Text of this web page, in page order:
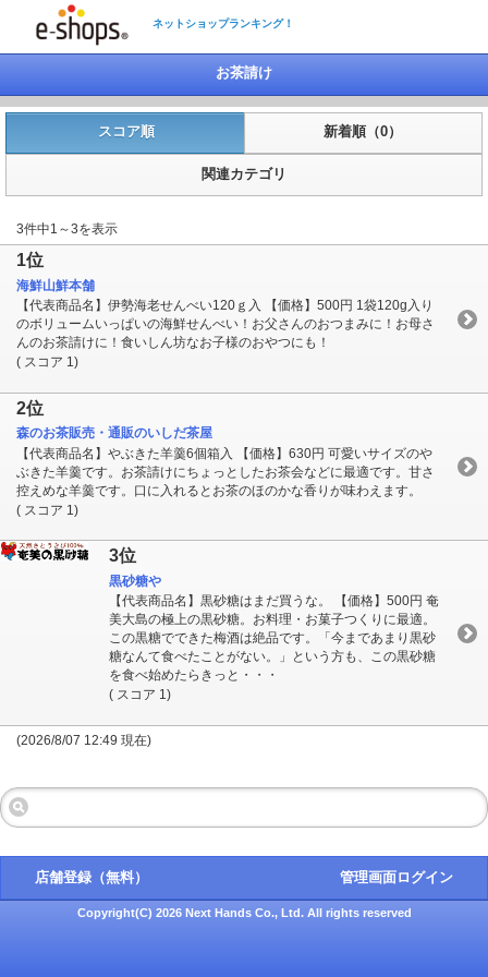
ネットショップランキング！
お茶請け
スコア順 新着順（0）
関連カテゴリ
3件中1～3を表示
1位
海鮮山鮮本舗
【代表商品名】伊勢海老せんべい120ｇ入 【価格】500円 1袋120g入り
のボリュームいっぱいの海鮮せんべい！お父さんのおつまみに！お母さ
んのお茶請けに！食いしん坊なお子様のおやつにも！
( スコア 1)
2位
森のお茶販売・通販のいしだ茶屋
【代表商品名】やぶきた羊羹6個箱入 【価格】630円 可愛いサイズのや
ぶきた羊羹です。お茶請けにちょっとしたお茶会などに最適です。甘さ
控えめな羊羹です。口に入れるとお茶のほのかな香りが味わえます。
( スコア 1)
3位
黒砂糖や
【代表商品名】黒砂糖はまだ買うな。 【価格】500円 奄
美大島の極上の黒砂糖。お料理・お菓子つくりに最適。
この黒糖でできた梅酒は絶品です。「今まであまり黒砂
糖なんて食べたことがない。」という方も、この黒砂糖
を食べ始めたらきっと・・・
( スコア 1)
(2026/8/07 12:49 現在)
店舗登録（無料） 管理画面ログイン
Copyright(C) 2026 Next Hands Co., Ltd. All rights reserved